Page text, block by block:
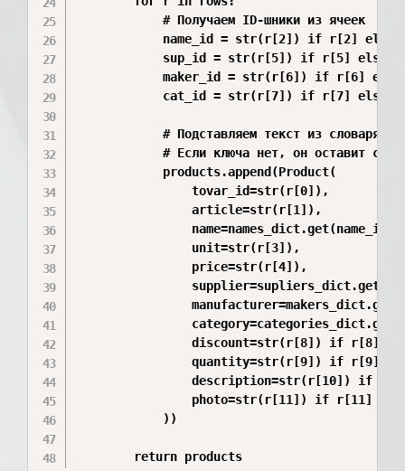
            # Получаем ID-шники из ячеек
name_id = str(r[2]) if r[2] else
sup_id = str(r[5]) if r[5] else
maker_id = str(r[6]) if r[6] else
cat_id = str(r[7]) if r[7] else
# Подставляем текст из словаря
# Если ключа нет, он оставит
            products.append(Product(
                tovar_id=str(r[0]),
                article=str(r[1]),
name=names_dict.get(name_id,
                unit=str(r[3]),
                price=str(r[4]),
discount=str(r[8]) if r[8]
quantity=str(r[9]) if r[9]
description=str(r[10]) if
photo=str(r[11]) if r[11]
            ))
        return products